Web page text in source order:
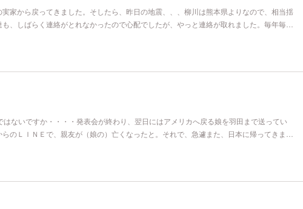
家から戻ってきました。そしたら、昨日の地震、、、柳川は熊本県よりなので、相当揺
、しばらく連絡がとれなかったので心配でしたが、やっと連絡が取れました。毎年毎…
ないですか・・・・発表会が終わり、翌日にはアメリカへ戻る娘を羽田まで送ってい
のＬＩＮＥで、親友が（娘の）亡くなったと。それで、急遽また、日本に帰ってきま…